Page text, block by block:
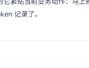
记录了。